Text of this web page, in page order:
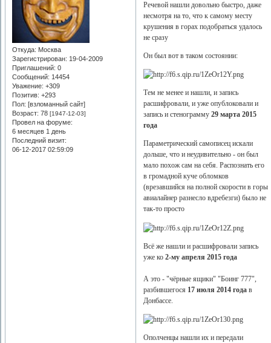
Откуда: Москва
Зарегистрирован: 19-04-2009
Приглашений: 0
Сообщений: 14454
Уважение: +309
Позитив: +293
Пол: [взломанный сайт]
Возраст: 78[1947-12-03]
Провел на форуме:
6 месяцев 1 день
Последний визит:
06-12-2017 02:59:09
Речевой нашли довольно быстро, даже
несмотря на то, что к самому месту
крушения в горах подобраться удалось
не сразу
Он был вот в таком состоянии:
Тем не менее и нашли, и запись
расшифровали, и уже опублоковали и
запись и стенограмму 29 марта 2015
года
Параметрический самописец искали
дольше, что и неудивительно - он был
мало похож сам на себя. Распознать его
в громадной куче обломков
(врезавшийся на полной скорости в горы
авиалайнер разнесло вдребезги) было не
так-то просто
Всё же нашли и расшифровали запись
уже ко 2-му апреля 2015 года
А это - "чёрные ящики" "Боинг 777",
разбившегося 17 июля 2014 годав
Донбассе.
Ополченцы нашли их и передали